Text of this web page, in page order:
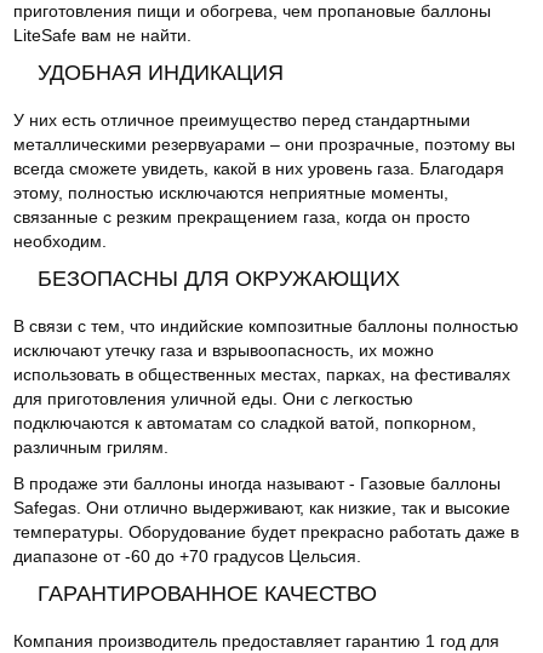
приготовления пищи и обогрева, чем пропановые баллоны
LiteSafe вам не найти.
УДОБНАЯ ИНДИКАЦИЯ
У них есть отличное преимущество перед стандартными
металлическими резервуарами – они прозрачные, поэтому вы
всегда сможете увидеть, какой в них уровень газа. Благодаря
этому, полностью исключаются неприятные моменты,
связанные с резким прекращением газа, когда он просто
необходим.
БЕЗОПАСНЫ ДЛЯ ОКРУЖАЮЩИХ
В связи с тем, что индийские композитные баллоны полностью
исключают утечку газа и взрывоопасность, их можно
использовать в общественных местах, парках, на фестивалях
для приготовления уличной еды. Они с легкостью
подключаются к автоматам со сладкой ватой, попкорном,
различным грилям.
В продаже эти баллоны иногда называют - Газовые баллоны
Safegas. Они отлично выдерживают, как низкие, так и высокие
температуры. Оборудование будет прекрасно работать даже в
диапазоне от -60 до +70 градусов Цельсия.
ГАРАНТИРОВАННОЕ КАЧЕСТВО
Компания производитель предоставляет гарантию 1 год для